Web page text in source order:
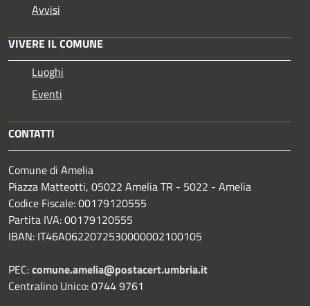
Avvisi
VIVERE IL COMUNE
Luoghi
Eventi
CONTATTI
Comune di Amelia
Piazza Matteotti, 05022 Amelia TR - 5022 - Amelia
Codice Fiscale: 00179120555
Partita IVA: 00179120555
IBAN: IT46A0622072530000002100105
PEC:comune.amelia@postacert.umbria.it
Centralino Unico: 0744 9761